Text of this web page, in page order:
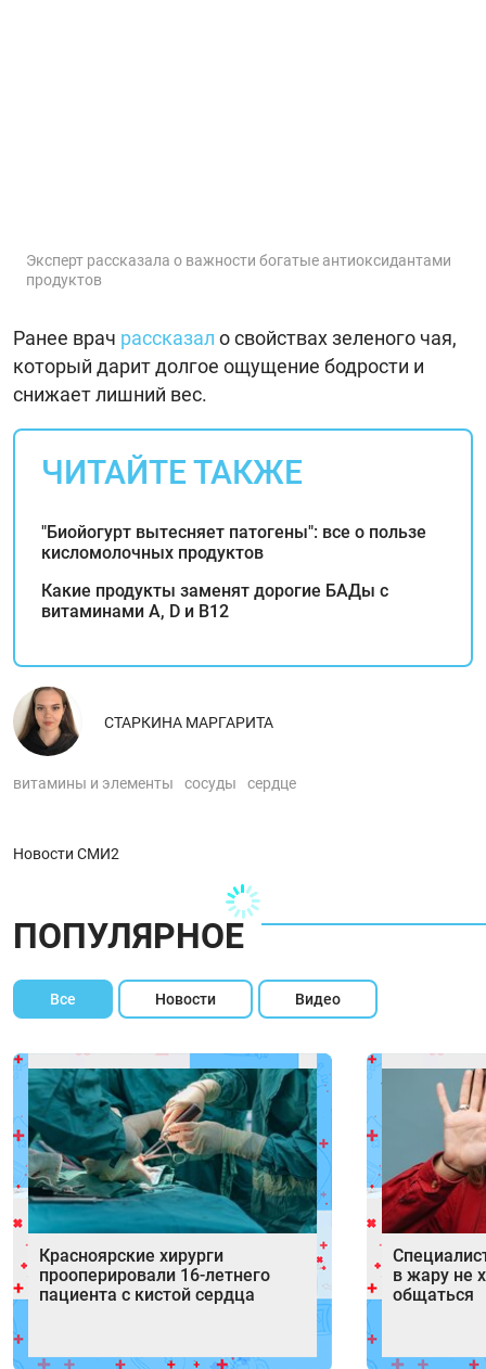
Эксперт рассказала о важности богатые антиоксидантами
продуктов
Ранее врач рассказал о свойствах зеленого чая,
который дарит долгое ощущение бодрости и
снижает лишний вес.
ЧИТАЙТЕ ТАКЖЕ
"Биойогурт вытесняет патогены": все о пользе
кисломолочных продуктов
Какие продукты заменят дорогие БАДы с
витаминами А, D и В12
СТАРКИНА МАРГАРИТА
витамины и элементы сосуды сердце
Новости СМИ2
ПОПУЛЯРНОЕ
Все Новости Видео
Красноярские хирурги
прооперировали 16-летнего
пациента с кистой сердца
в жару не
общаться